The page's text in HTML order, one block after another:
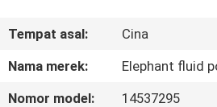
TENTANG
KAMI
Tempat asal:
Cina
Nama merek:
Elephant fluid
Nomor model:
14537295